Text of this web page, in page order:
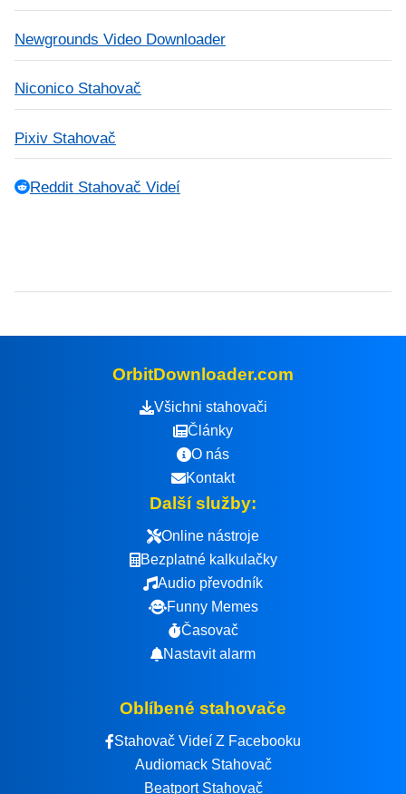
Newgrounds Video Downloader
Niconico Stahovač
Pixiv Stahovač
Reddit Stahovač Videí
OrbitDownloader.com
Všichni stahovači
Články
O nás
Kontakt
Další služby:
Online nástroje
Bezplatné kalkulačky
Audio převodník
Funny Memes
Časovač
Nastavit alarm
Oblíbené stahovače
Stahovač Videí Z Facebooku
Audiomack Stahovač
Beatport Stahovač